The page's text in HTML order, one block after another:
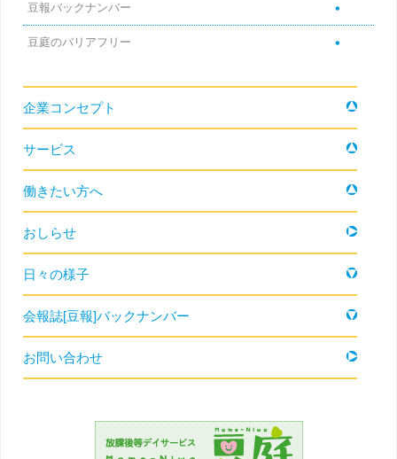
豆報バックナンバー
豆庭のバリアフリー
企業コンセプト
サービス
働きたい方へ
おしらせ
日々の様子
会報誌[豆報]バックナンバー
お問い合わせ